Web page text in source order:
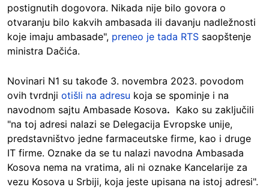
postignutih dogovora. Nikada nije bilo govora o
otvaranju bilo kakvih ambasada ili davanju nadležnosti
koje imaju ambasade", preneo je tada RTS saopštenje
ministra Dačića.
Novinari N1 su takođe 3. novembra 2023. povodom
ovih tvrdnji otišli na adresu koja se spominje i na
navodnom sajtu Ambasade Kosova. Kako su zaključili
"na toj adresi nalazi se Delegacija Evropske unije,
predstavništvo jedne farmaceutske firme, kao i druge
IT firme. Oznake da se tu nalazi navodna Ambasada
Kosova nema na vratima, ali ni oznake Kancelarije za
vezu Kosova u Srbiji, koja jeste upisana na istoj adresi".